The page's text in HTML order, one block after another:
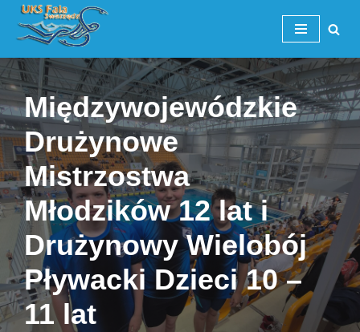
Przejdź
do
treści
Międzywojewódzkie
Drużynowe
Mistrzostwa
Młodzików 12 lat i
Drużynowy Wielobój
Pływacki Dzieci 10 –
11 lat